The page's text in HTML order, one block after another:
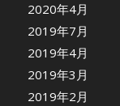
2020年4月
2019年7月
2019年4月
2019年3月
2019年2月